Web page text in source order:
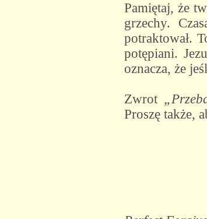
Pamiętaj, że
grzechy.
potraktował.
potępiani.
oznacza, że
Zwrot
Proszę także,